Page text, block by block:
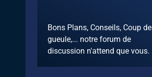
Bons Plans, Conseils, Coup de
gueule,... notre forum de
discussion n'attend que vous.